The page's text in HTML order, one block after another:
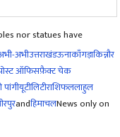
nor statues have
अभीउत्तराखंडऊनाकाँगड़ाकिन्नौर
ऑफिसफ़ैक्ट चेक
पांगीयूटीलिटीराशिफललाहुल
andहिमाचलNews only on